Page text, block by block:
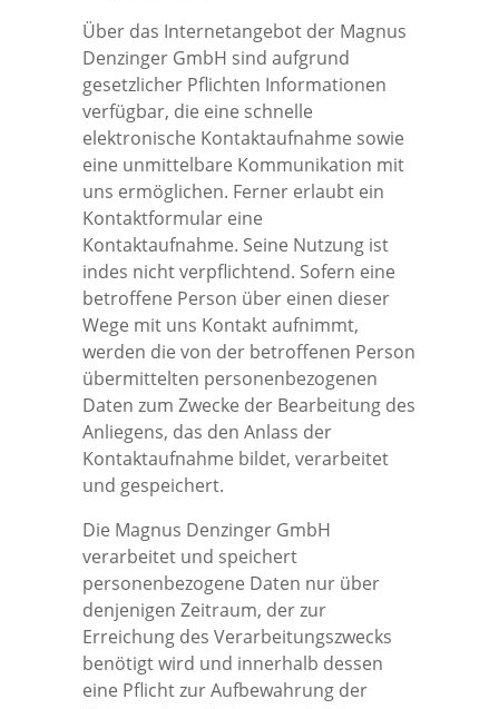
Über das Internetangebot der Magnus
Denzinger GmbH sind aufgrund
gesetzlicher Pflichten Informationen
verfügbar, die eine schnelle
elektronische Kontaktaufnahme sowie
eine unmittelbare Kommunikation mit
uns ermöglichen. Ferner erlaubt ein
Kontaktformular eine
Kontaktaufnahme. Seine Nutzung ist
indes nicht verpflichtend. Sofern eine
betroffene Person über einen dieser
Wege mit uns Kontakt aufnimmt,
werden die von der betroffenen Person
übermittelten personenbezogenen
Daten zum Zwecke der Bearbeitung des
Anliegens, das den Anlass der
Kontaktaufnahme bildet, verarbeitet
und gespeichert.
Die Magnus Denzinger GmbH
verarbeitet und speichert
personenbezogene Daten nur über
denjenigen Zeitraum, der zur
Erreichung des Verarbeitungszwecks
benötigt wird und innerhalb dessen
eine Pflicht zur Aufbewahrung der